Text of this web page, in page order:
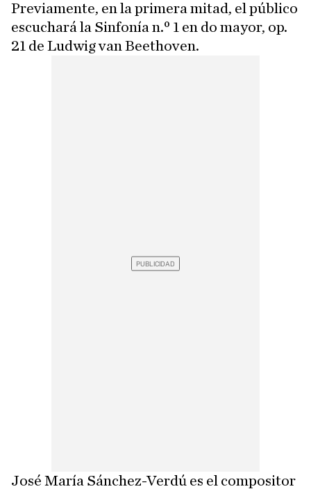
Previamente, en la primera mitad, el público
escuchará la Sinfonía n.º 1 en do mayor, op.
21 de Ludwig van Beethoven.
José María Sánchez-Verdú es el compositor